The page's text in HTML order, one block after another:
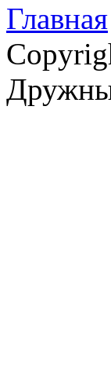
Главная